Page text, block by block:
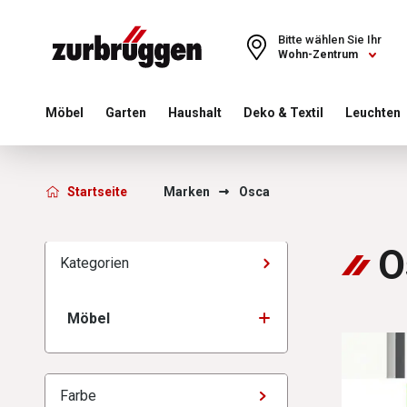
Choose a different country or region to see content for your
Wohn-Zentrum
Bitte wählen Sie Ihr
Möbel Garten Haushalt Deko & Textil Leuchten
Zurbrüggen - Osca
Startseite Marken Osca
Kategorien
Möbel
Farbe